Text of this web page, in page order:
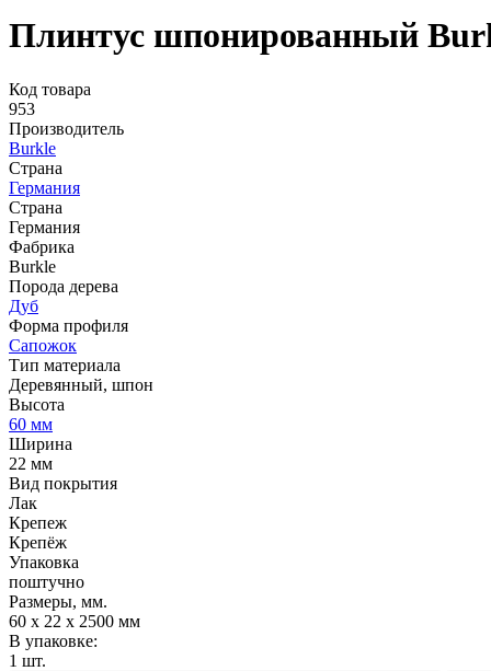
Плинтус шпонированный
Код товара
953
Производитель
Burkle
Страна
Германия
Страна
Германия
Фабрика
Burkle
Порода дерева
Дуб
Форма профиля
Сапожок
Тип материала
Деревянный, шпон
Высота
60 мм
Ширина
22 мм
Вид покрытия
Лак
Крепеж
Крепёж
Упаковка
поштучно
Размеры, мм.
60 х 22 х 2500 мм
В упаковке:
1 шт.